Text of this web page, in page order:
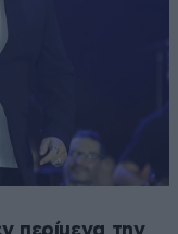
περίμενα την